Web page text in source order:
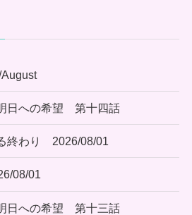
日への希望 第十四話
終わり 2026/08/01
08/01
日への希望 第十三話